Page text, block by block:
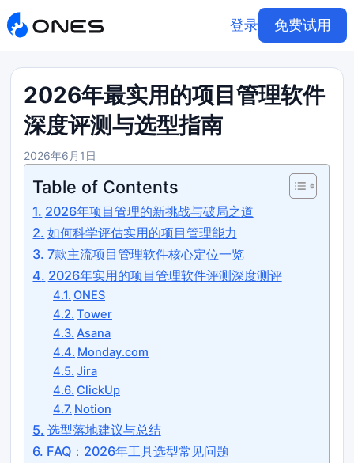
登录 免费试用
2026年最实用的项目管理软件
深度评测与选型指南
2026年6月1日
Table of Contents
2026年项目管理的新挑战与破局之道
如何科学评估实用的项目管理能力
7款主流项目管理软件核心定位一览
2026年实用的项目管理软件评测深度测评
ONES
Tower
Asana
Monday.com
Jira
ClickUp
Notion
选型落地建议与总结
FAQ：2026年工具选型常见问题